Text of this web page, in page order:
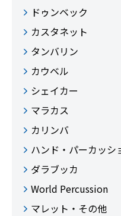
ドゥンベック
カスタネット
タンバリン
カウベル
シェイカー
マラカス
カリンバ
ハンド・パーカッシ
ダラブッカ
World Percussion
マレット・その他